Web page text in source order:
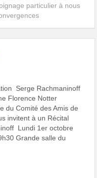
particulier à nous
Serge Rachmaninoff
Florence Notter
du Comité des Amis de
invitent à un Récital
Lundi 1er octobre
Grande salle du